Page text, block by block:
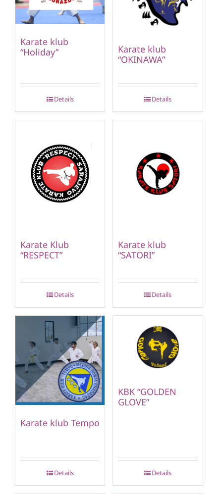
Karate klub
“Holiday”
Details
Karate klub
“OKINAWA”
Details
Karate Klub
“RESPECT”
Details
Karate klub
“SATORI”
Details
Karate klub Tempo
Details
KBK “GOLDEN
GLOVE”
Details